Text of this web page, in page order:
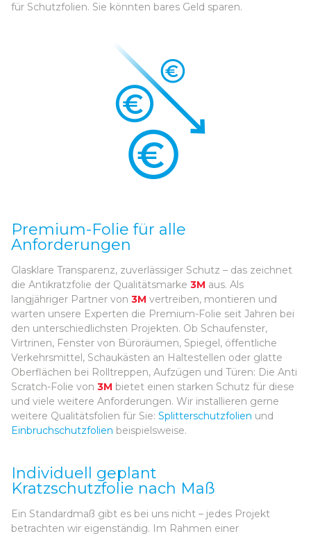
für Schutzfolien. Sie könnten bares Geld sparen.
Premium-Folie für alle
Anforderungen
Glasklare Transparenz, zuverlässiger Schutz – das zeichnet
die Antikratzfolie der Qualitätsmarke 3M aus. Als
langjähriger Partner von 3M vertreiben, montieren und
warten unsere Experten die Premium-Folie seit Jahren bei
den unterschiedlichsten Projekten. Ob Schaufenster,
Virtrinen, Fenster von Büroräumen, Spiegel, öffentliche
Verkehrsmittel, Schaukästen an Haltestellen oder glatte
Oberflächen bei Rolltreppen, Aufzügen und Türen: Die Anti
Scratch-Folie von 3M bietet einen starken Schutz für diese
und viele weitere Anforderungen. Wir installieren gerne
weitere Qualitätsfolien für Sie: Splitterschutzfolien und
Einbruchschutzfolien beispielsweise.
Individuell geplant
Kratzschutzfolie nach Maß
Ein Standardmaß gibt es bei uns nicht – jedes Projekt
betrachten wir eigenständig. Im Rahmen einer